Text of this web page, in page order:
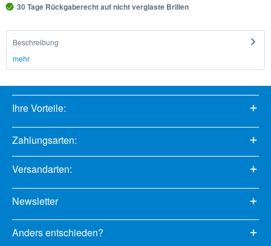
30 Tage Rückgaberecht auf nicht verglaste Brillen
Beschreibung
mehr
Ihre Vorteile:
Zahlungsarten:
Versandarten:
Newsletter
Anders entschieden?